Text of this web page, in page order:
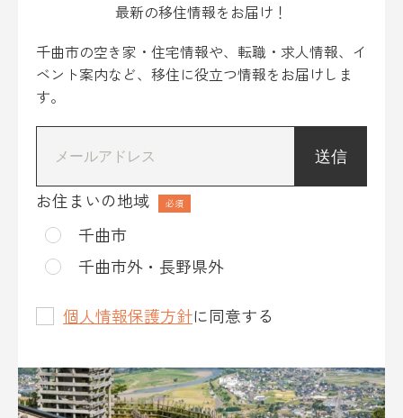
最新の移住情報をお届け！
千曲市の空き家・住宅情報や、転職・求人情報、イ
ベント案内など、移住に役立つ情報をお届けしま
す。
お住まいの地域
千曲市
千曲市外・長野県外
個人情報保護方針に同意する